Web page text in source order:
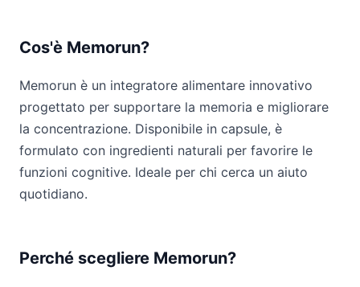
Cos'è Memorun?
Memorun è un integratore alimentare innovativo
progettato per supportare la memoria e migliorare
la concentrazione. Disponibile in capsule, è
formulato con ingredienti naturali per favorire le
funzioni cognitive. Ideale per chi cerca un aiuto
quotidiano.
Perché scegliere Memorun?